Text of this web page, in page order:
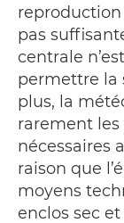
reproduction
pas
centrale
permettre la
plus, la
rarement les
nécessaires
raison que
moyens
enclos sec